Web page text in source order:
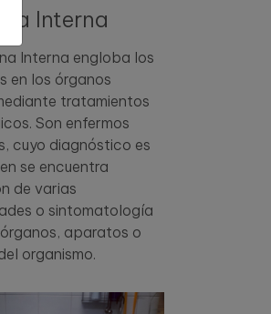
Interna
Interna engloba los
en los órganos
tratamientos
Son enfermos
cuyo diagnóstico es
se encuentra
de varias
o sintomatología
aparatos o
organismo.